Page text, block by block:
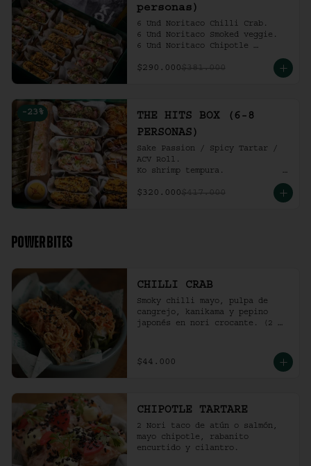
(6-8 personas).
personas)
6 Und Noritaco Chilli Crab.
6 Und Noritaco Smoked veggie.
6 Und Noritaco Chipotle
$290.000$381.000
-23 %
THE HITS BOX (6-8
PERSONAS)
Sake Passion / Spicy Tartar /
ACV Roll.
Ko shrimp tempura.
Tartare.
4 Und Noritaco Chilli Crab.
$320.000$417.000
POWER BITES
CHILLI CRAB
Smoky chilli mayo, pulpa de
cangrejo, kanikama y pepino
japonés en nori crocante. (2
$44.000
CHIPOTLE TARTARE
2 Nori taco de atún o salmón,
mayo chipotle, rabanito
encurtido y cilantro.